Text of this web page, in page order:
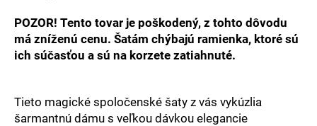
POZOR! Tento tovar je poškodený, z tohto dôvodu
má zníženú cenu. Šatám chýbajú ramienka, ktoré sú
ich súčasťou a sú na korzete zatiahnuté.
Tieto magické spoločenské šaty z vás vykúzlia
šarmantnú dámu s veľkou dávkou elegancie